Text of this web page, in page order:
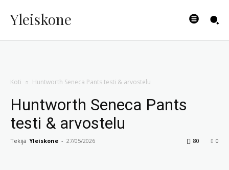
Yleiskone
Koti Huntworth Seneca Pants testi & arvostelu
Huntworth Seneca Pants
testi & arvostelu
Tekijä Yleiskone - 27/05/2026 0
80